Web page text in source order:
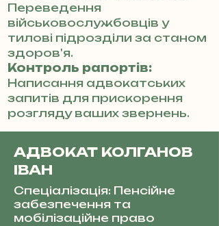
Переведення
військовослужбовців у
тилові підрозділи за станом
здоров'я.
Контроль рапортів:
Написання адвокатських
запитів для прискорення
розгляду ваших звернень.
АДВОКАТ КОЛГАНОВ
ІВАН
Спеціалізація: Пенсійне
забезпечення та
мобілізаційне право